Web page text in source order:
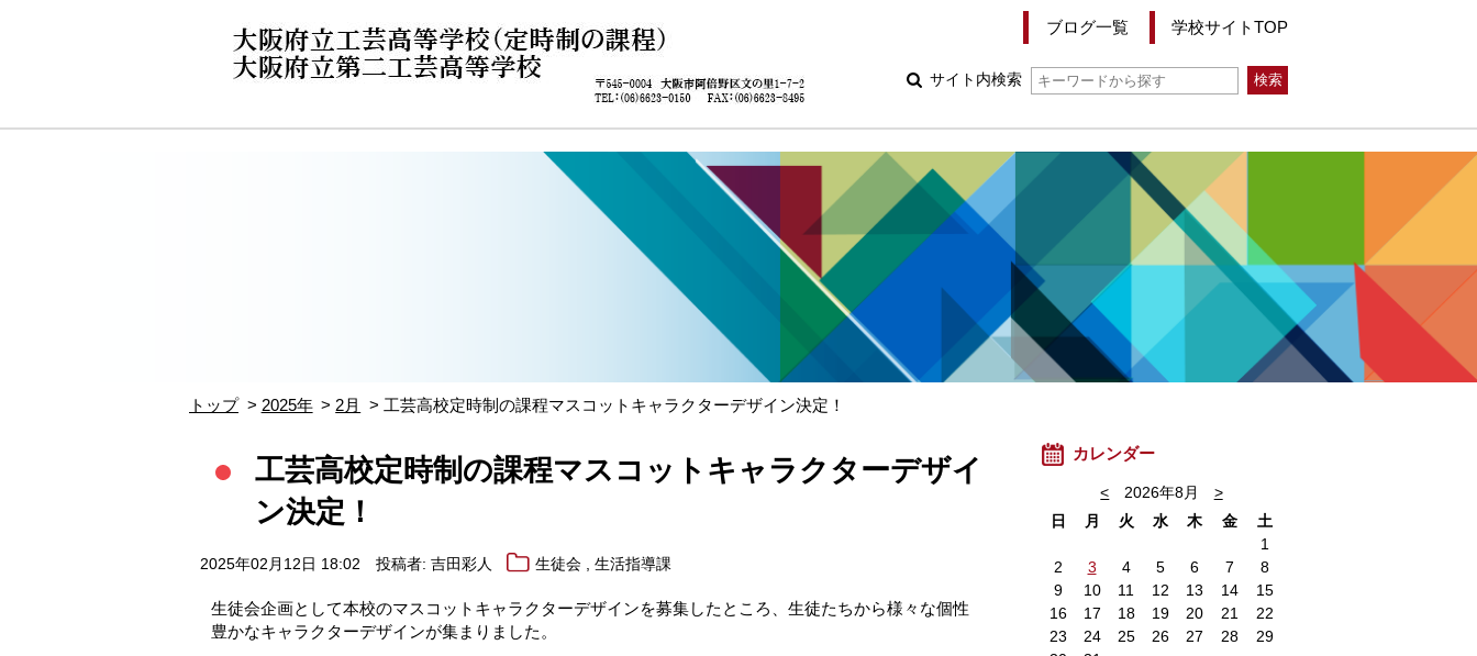
ブログ一覧 学校サイトTOP
サイト内検索
トップ 2025年 2月 工芸高校定時制の課程マスコットキャラクターデザイン決定！
工芸高校定時制の課程マスコットキャラクターデザイ
ン決定！
2025年02月12日 18:02 投稿者: 吉田彩人 生徒会 ,生活指導課
生徒会企画として本校のマスコットキャラクターデザインを募集したところ、生徒たちから様々な個性
豊かなキャラクターデザインが集まりました。
カレンダー
< 2026年8月
>
日
月 火 水 木 金
土
1
2
3 4 5 6 7
8
9
10 11 12 13 14
15
16
17 18 19 20 21
22
23
24 25 26 27 28
29